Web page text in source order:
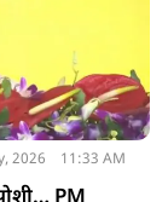
2026 11:33 AM